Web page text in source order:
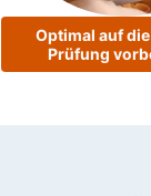
Optimal auf
Prüfung